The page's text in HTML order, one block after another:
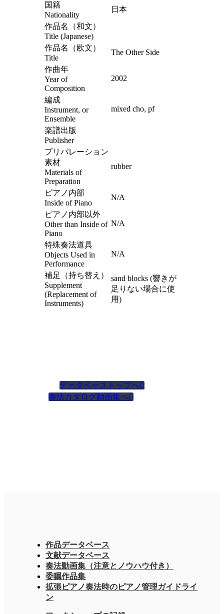
国籍
Nationality
日本
作品名（和文）
Title (Japanese)
作品名（欧文）
Title
The Other Side
作曲年
Year of
Composition
2002
編成
Instrument, or
Ensemble
mixed cho, pf
楽譜出版
Publisher
プリパレーション
素材
Materials of
Preparation
rubber
ピアノ内部
Inside of Piano
N/A
ピアノ内部以外
Other than Inside of
Piano
N/A
特殊奏法道具
Objects Used in
Performance
N/A
補足（持ち替え）
Supplement
(Replacement of
Instruments)
sand blocks (響きが
足りない場合に使
用)
データベーストップへ
奏法カタログ動画集へ
作品データベース
文献データベース
奏法動画集（注意とノウハウ付き）
委嘱作品集
拡張ピアノ奏法時のピアノ管理ガイドライ
ン